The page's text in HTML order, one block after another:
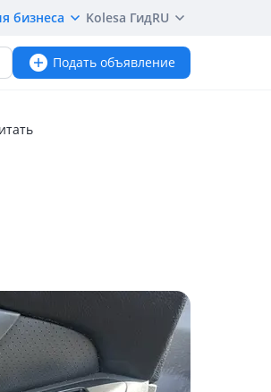
бизнеса Kolesa ГидRU
Подать объявление